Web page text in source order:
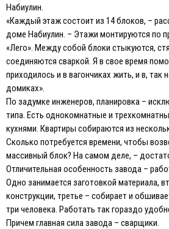
Набиулин.
«Каждый этаж состоит из 14 блоков, –
доме Набиулин. – Этажи монтируются по
«Лего». Между собой блоки стыкуются,
соединяются сваркой. Я в свое время
приходилось и в вагончиках жить, и в, так
домиках».
По задумке инженеров, планировка –
типа. Есть однокомнатные и
кухнями. Квартиры собираются из
Сколько потребуется времени, чтобы
массивный блок? На самом деле, –
Отличительная особенность завода –
Одно занимается заготовкой материала,
конструкции, третье – собирает и
три человека. Работать так гораздо
Причем главная сила завода – сварщики.